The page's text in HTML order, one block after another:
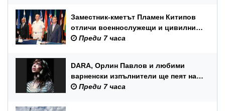
Заместник-кметът Пламен Китипов
отличи военнослужещи и цивилни
служители по повод Празника на
Преди 7 часа
DARA, Орлин Павлов и любими
варненски изпълнители ще пеят на
празника на Варна
Преди 7 часа